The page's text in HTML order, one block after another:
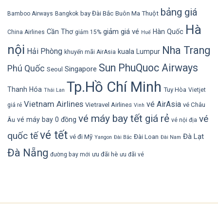
Bamboo Airways Bangkok bay Đài Bắc Buôn Ma Thuột bảng giá
China Airlines Cần Thơ giảm 15% giảm giá vé Huế Hàn Quốc Hà
nội Hải Phòng khuyến mãi AirAsia kuala Lumpur Nha Trang
Phú Quốc Seoul Singapore Sun PhuQuoc Airways
Thanh Hóa Thái Lan Tp.Hồ Chí Minh Tuy Hòa Vietjet
giá rẻ Vietnam Airlines Vietravel Airlines Vinh vé AirAsia vé Châu
Âu vé máy bay 0 đồng vé máy bay tết giá rẻ vé nội địa vé
quốc tếvé tết vé đi Mỹ Yangon Đài Bắc Đài Loan Đài Nam Đà Lạt
Đà Nẵng đường bay mới ưu đãi hè ưu đãi vé